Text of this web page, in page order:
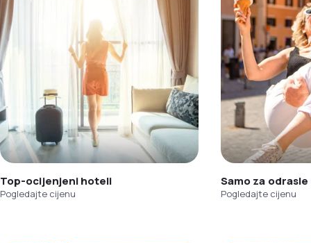
Top-ocijenjeni hoteli
Pogledajte cijenu
Samo za odrasle
Pogledajte cijenu